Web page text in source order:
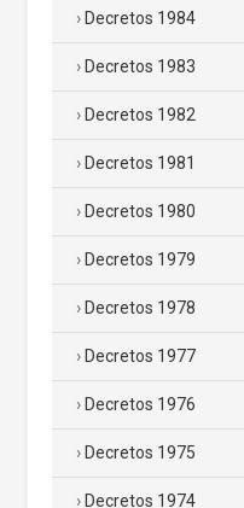
Decretos 1984
Decretos 1983
Decretos 1982
Decretos 1981
Decretos 1980
Decretos 1979
Decretos 1978
Decretos 1977
Decretos 1976
Decretos 1975
Decretos 1974